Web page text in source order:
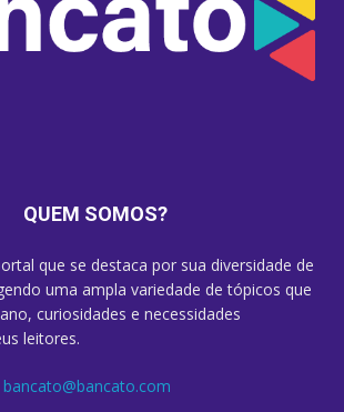
QUEM SOMOS?
que se destaca por sua diversidade de
uma ampla variedade de tópicos que
curiosidades e necessidades
leitores.
bancato@bancato.com